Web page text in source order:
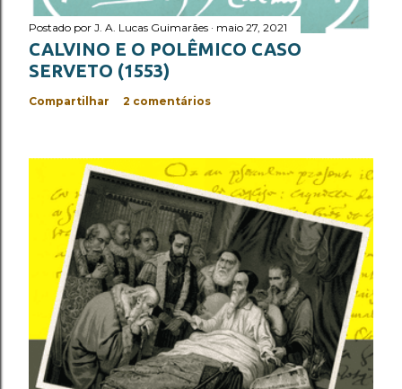
Postado por J. A. Lucas Guimarães maio 27, 2021
CALVINO E O POLÊMICO CASO
SERVETO (1553)
Compartilhar 2 comentários